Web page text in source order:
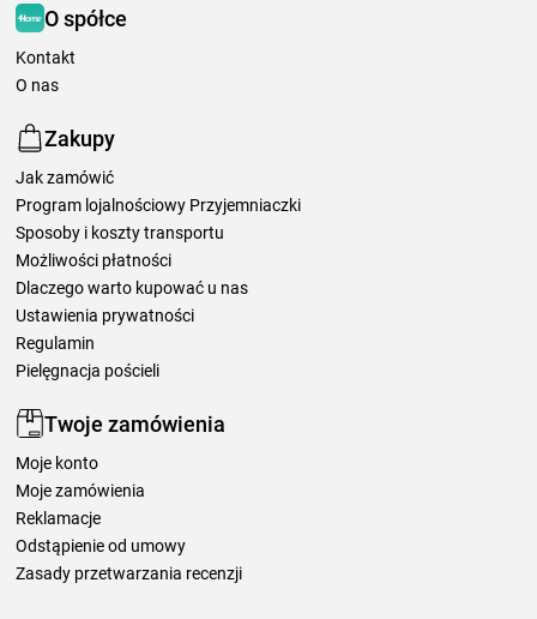
O spółce
Kontakt
O nas
Zakupy
Jak zamówić
Program lojalnościowy Przyjemniaczki
Sposoby i koszty transportu
Możliwości płatności
Dlaczego warto kupować u nas
Ustawienia prywatności
Regulamin
Pielęgnacja pościeli
Twoje zamówienia
Moje konto
Moje zamówienia
Reklamacje
Odstąpienie od umowy
Zasady przetwarzania recenzji